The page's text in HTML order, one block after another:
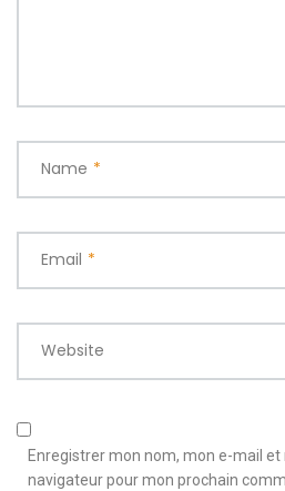
Name *
Email *
Website
Enregistrer mon nom, mon e-mail et
navigateur pour mon prochain